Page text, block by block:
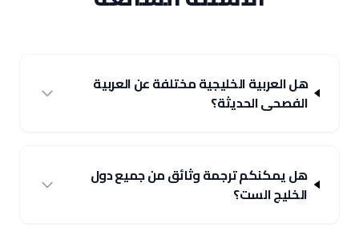
هل العربية الخليجية مختلفة عن العربية
الفصحى الحديثة؟
هل يمكنكم ترجمة وثائق من جميع دول
الخليج الست؟